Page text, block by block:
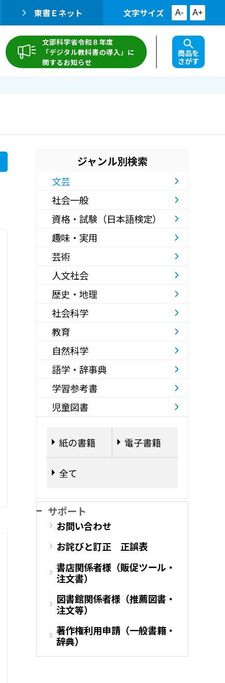
東書Ｅネット 文字サイズ A- A+
文部科学省令和８年度
「デジタル教科書の導入」に
関するお知らせ
商品を
さがす
ジャンル別検索
文芸
社会一般
資格・試験（日本語検定）
趣味・実用
芸術
人文社会
歴史・地理
社会科学
教育
自然科学
語学・辞事典
学習参考書
児童図書
紙の書籍 電子書籍
全て
サポート
お問い合わせ
お詫びと訂正 正誤表
書店関係者様（販促ツール・
注文書）
図書館関係者様（推薦図書・
注文等）
著作権利用申請（一般書籍・
辞典）